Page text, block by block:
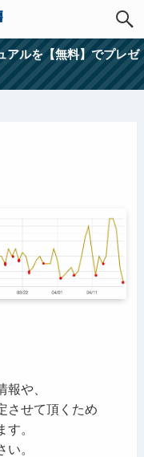
アルを【無料】でプレゼ
や、
させて頂くため
。
。